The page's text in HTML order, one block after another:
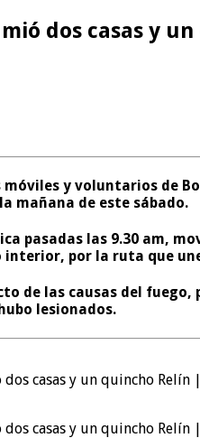
dos casas y
móviles y voluntarios de
mañana de este sábado.
pasadas las 9.30 am,
interior, por la ruta que
de las causas del
lesionados.
casas y un quincho
casas y un quincho